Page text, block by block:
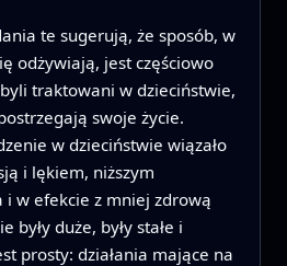
te sugerują, że sposób, w
odżywiają, jest częściowo
traktowani w dzieciństwie,
swoje życie.
w dzieciństwie wiązało
i lękiem, niższym
i w efekcie z mniej zdrową
były duże, były stałe i
prosty: działania mające na